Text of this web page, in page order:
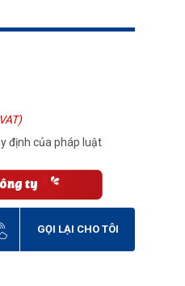
định của pháp luật
GỌI LẠI CHO TÔI